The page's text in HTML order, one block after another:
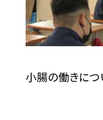
小腸の働きにつ